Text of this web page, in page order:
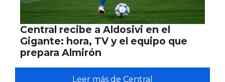
Central recibe a Aldosivi en el
Gigante: hora, TV y el equipo que
prepara Almirón
Leer más de Central